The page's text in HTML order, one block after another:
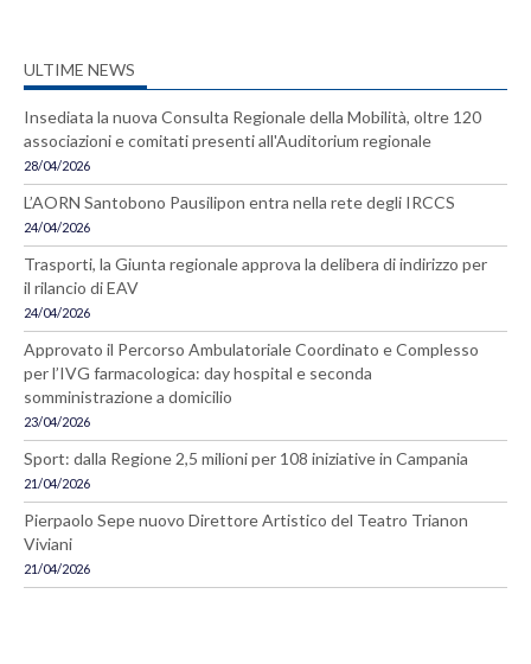
ULTIME NEWS
Insediata la nuova Consulta Regionale della Mobilità, oltre 120
associazioni e comitati presenti all'Auditorium regionale
28/04/2026
L’AORN Santobono Pausilipon entra nella rete degli IRCCS
24/04/2026
Trasporti, la Giunta regionale approva la delibera di indirizzo per
il rilancio di EAV
24/04/2026
Approvato il Percorso Ambulatoriale Coordinato e Complesso
per l’IVG farmacologica: day hospital e seconda
somministrazione a domicilio
23/04/2026
Sport: dalla Regione 2,5 milioni per 108 iniziative in Campania
21/04/2026
Pierpaolo Sepe nuovo Direttore Artistico del Teatro Trianon
Viviani
21/04/2026